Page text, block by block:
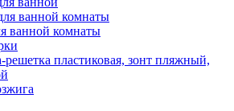
ванной комнаты
ванной комнаты
решетка пластиковая, зонт пляжный,